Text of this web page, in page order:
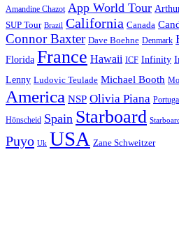
Amandine Chazot App World Tour
SUP Tour Brazil California Canada
Connor Baxter Dave Boehne Denmark
Florida France Hawaii ICF Infinity
Lenny Ludovic Teulade Michael Booth
America NSP Olivia Piana
Hönscheid Spain Starboard
Puyo Uk USA Zane Schweitzer